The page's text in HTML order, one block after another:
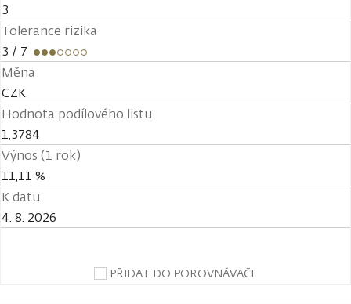
3
Tolerance rizika
3 / 7
Měna
CZK
Hodnota podílového listu
1,3784
Výnos (1 rok)
11,11 %
K datu
4. 8. 2026
PŘIDAT DO POROVNÁVAČE